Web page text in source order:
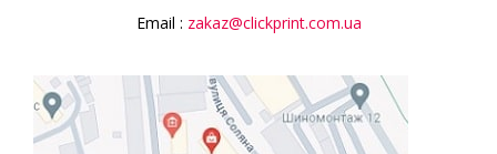
Email : zakaz@clickprint.com.ua